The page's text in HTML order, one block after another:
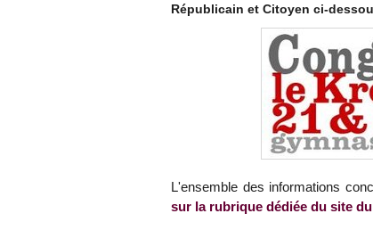
Républicain et Citoyen ci-
L'ensemble des informations
sur la rubrique dédiée du site